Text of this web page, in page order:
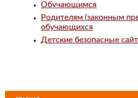
Обучающимся
Родителям (законным
обучающихся
Детские безопасные